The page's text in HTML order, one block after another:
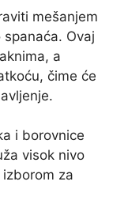
mešanjem
Ovaj
a
čime će
i borovnice
visok nivo
za